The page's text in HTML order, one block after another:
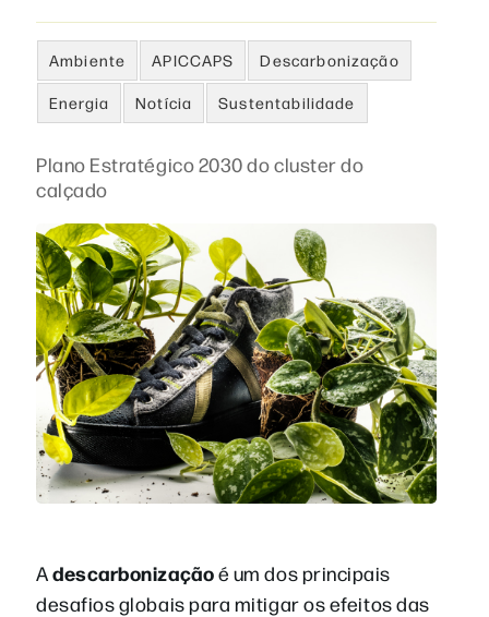
Ambiente APICCAPS Descarbonização
Energia Notícia Sustentabilidade
Plano Estratégico 2030 do cluster do
calçado
Adescarbonizaçãoé um dos principais
desafios globais para mitigar os efeitos das